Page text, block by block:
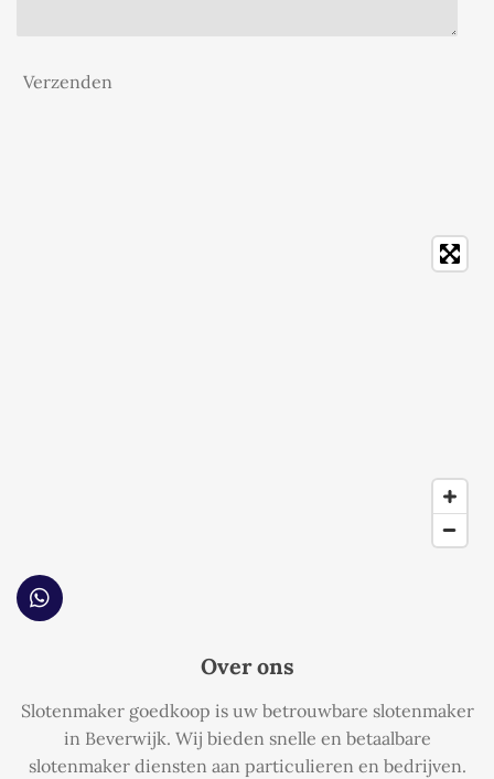
Verzenden
W
h
A
Over ons
Slotenmaker goedkoop is uw betrouwbare slotenmaker
in Beverwijk. Wij bieden snelle en betaalbare
slotenmaker diensten aan particulieren en bedrijven.